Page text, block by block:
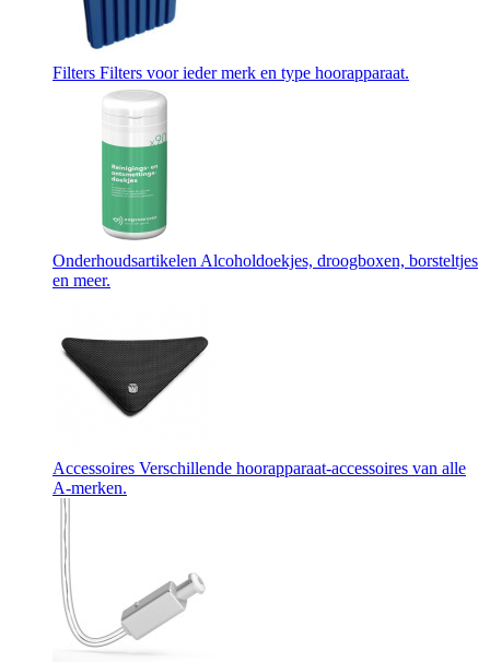
Filters Filters voor ieder merk en type hoorapparaat.
Onderhoudsartikelen Alcoholdoekjes, droogboxen, borsteltjes
en meer.
Accessoires Verschillende hoorapparaat-accessoires van alle
A-merken.